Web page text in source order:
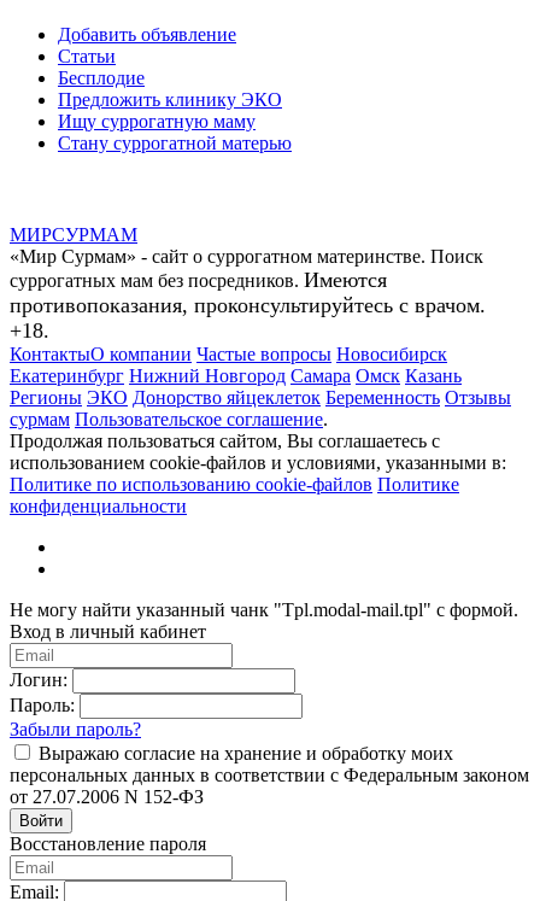
Добавить объявление
Статьи
Бесплодие
Предложить клинику ЭКО
Ищу суррогатную маму
Стану суррогатной матерью
МИРСУРМАМ
«Мир Сурмам» - сайт о суррогатном материнстве. Поиск
суррогатных мам без посредников. Имеются
противопоказания, проконсультируйтесь с врачом.
+18.
КонтактыО компании Частые вопросы Новосибирск
Екатеринбург Нижний Новгород Самара Омск Казань
Регионы ЭКО Донорство яйцеклеток Беременность Отзывы
сурмам Пользовательское соглашение.
Продолжая пользоваться сайтом, Вы соглашаетесь с
использованием cookie-файлов и условиями, указанными в:
Политике по использованию cookie-файлов Политике
конфиденциальности
Не могу найти указанный чанк "Tpl.modal-mail.tpl" с формой.
Вход в личный кабинет
Логин:
Пароль:
Забыли пароль?
Выражаю согласие на хранение и обработку моих
персональных данных в соответствии с Федеральным законом
от 27.07.2006 N 152-ФЗ
Войти
Восстановление пароля
Email: